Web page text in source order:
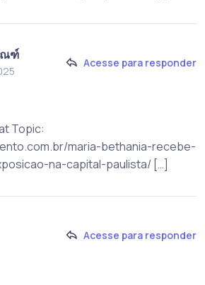
ณฑ์
Acesse para responder
Topic:
maria-bethania-recebe-
na-capital-paulista/ […]
Acesse para responder